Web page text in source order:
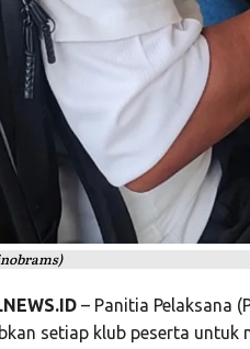
– Panitia Pelaksana
setiap klub peserta untuk